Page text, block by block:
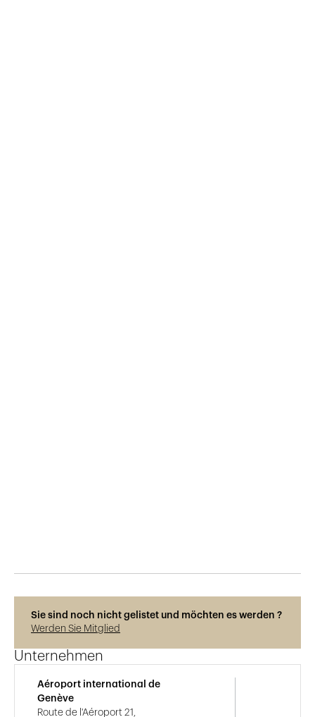
Sie sind noch nicht gelistet und möchten es werden ?
Werden Sie Mitglied
Unternehmen
Aéroport international de
Genève
Route de l'Aéroport 21,